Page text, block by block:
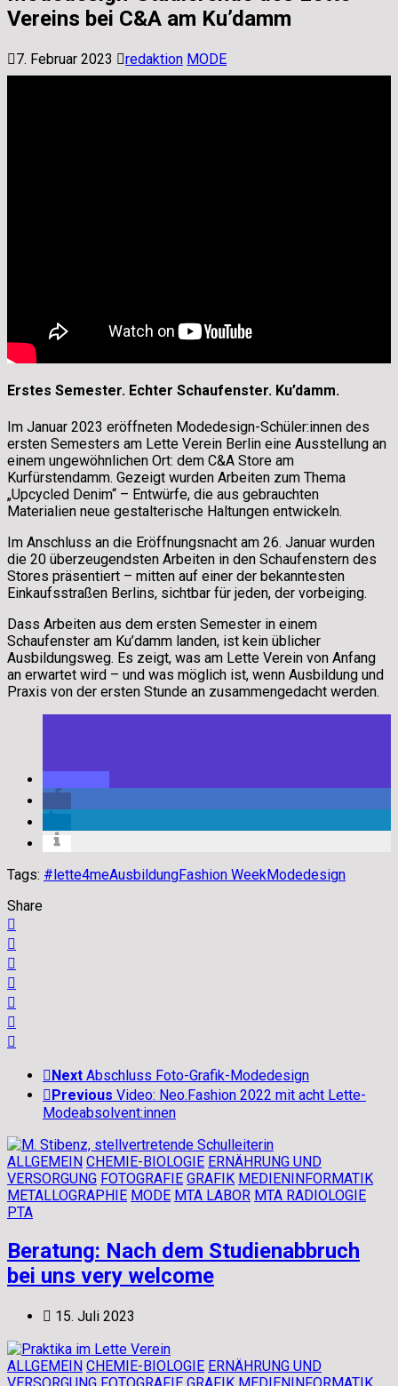
Vereins bei C&A am Ku’damm
7. Februar 2023 redaktion MODE
Erstes Semester. Echter Schaufenster. Ku’damm.
Im Januar 2023 eröffneten Modedesign-Schüler:innen des
ersten Semesters am Lette Verein Berlin eine Ausstellung an
einem ungewöhnlichen Ort: dem C&A Store am
Kurfürstendamm. Gezeigt wurden Arbeiten zum Thema
„Upcycled Denim“ – Entwürfe, die aus gebrauchten
Materialien neue gestalterische Haltungen entwickeln.
Im Anschluss an die Eröffnungsnacht am 26. Januar wurden
die 20 überzeugendsten Arbeiten in den Schaufenstern des
Stores präsentiert – mitten auf einer der bekanntesten
Einkaufsstraßen Berlins, sichtbar für jeden, der vorbeiging.
Dass Arbeiten aus dem ersten Semester in einem
Schaufenster am Ku’damm landen, ist kein üblicher
Ausbildungsweg. Es zeigt, was am Lette Verein von Anfang
an erwartet wird – und was möglich ist, wenn Ausbildung und
Praxis von der ersten Stunde an zusammengedacht werden.
Tags: #lette4meAusbildungFashion WeekModedesign
Share
Next Abschluss Foto-Grafik-Modedesign
Previous Video: Neo.Fashion 2022 mit acht Lette-
Modeabsolvent:innen
ALLGEMEIN CHEMIE-BIOLOGIE ERNÄHRUNG UND
VERSORGUNG FOTOGRAFIE GRAFIK MEDIENINFORMATIK
METALLOGRAPHIE MODE MTA LABOR MTA RADIOLOGIE
PTA
Beratung: Nach dem Studienabbruch
bei uns very welcome
15. Juli 2023
ALLGEMEIN CHEMIE-BIOLOGIE ERNÄHRUNG UND